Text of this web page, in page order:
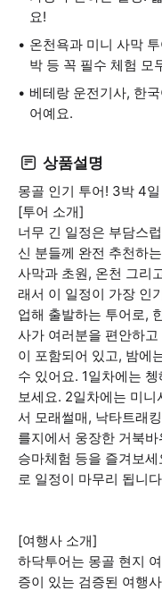
요!
온천욕과 미니 사막
박 등 꼭 필수 체험 모
베테랑 운전기사, 한
어예요.
상품설명
몽골 인기 투어! 3박 4
[투어 소개]
너무 긴 일정은 부담스
신 분들께 완전 추천하
사막과 초원, 온천 그리
래서 이 일정이 가장 인
업해 출발하는 투어로,
사가 여러분을 편안하
이 포함되어 있고, 밤에
수 있어요. 1일차에는
보세요. 2일차에는 미
서 모래썰매, 낙타트래
를지에서 웅장한 거북
승마체험 등을 즐겨보
로 일정이 마무리 됩니
[여행사 소개]
하닥투어는 몽골 현지
증이 있는 검증된 여행